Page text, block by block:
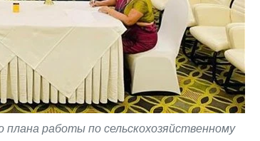
работы по сельскохозяйственному